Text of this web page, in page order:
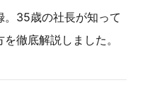
。35歳の社長が知って
徹底解説しました。